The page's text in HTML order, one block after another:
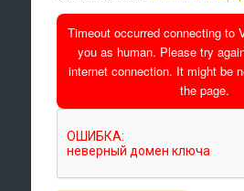
Timeout occurred connecting to
you as human. Please try
internet connection. It might be
the page.